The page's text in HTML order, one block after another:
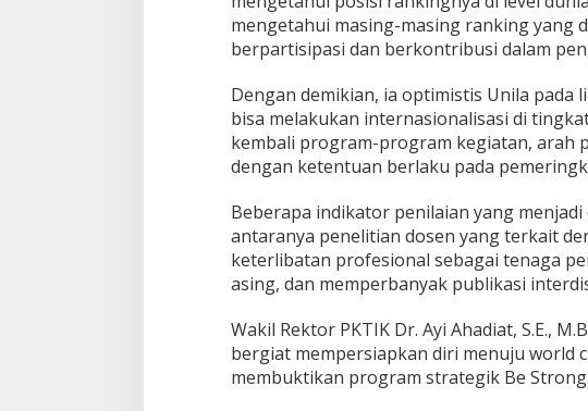
mengetahui masing-masing ranking yang
berpartisipasi dan berkontribusi dalam
Dengan demikian, ia optimistis Unila pada
bisa melakukan internasionalisasi di
kembali program-program kegiatan, arah
dengan ketentuan berlaku pada
Beberapa indikator penilaian yang
antaranya penelitian dosen yang terkait
keterlibatan profesional sebagai tenaga
asing, dan memperbanyak publikasi
Wakil Rektor PKTIK Dr. Ayi Ahadiat, S.E.,
bergiat mempersiapkan diri menuju world
membuktikan program strategik Be Strong.